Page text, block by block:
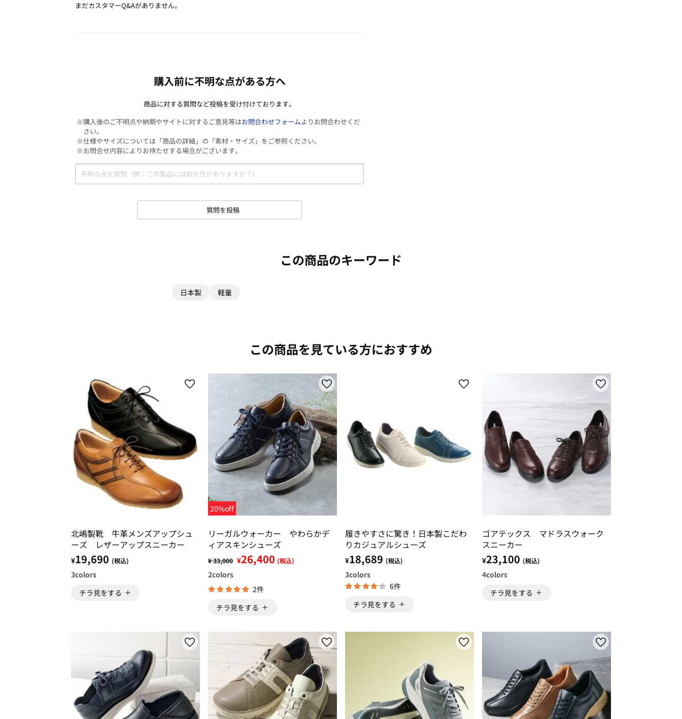
まだカスタマーQ&Aがありません。
購入前に不明な点がある方へ
商品に対する質問など投稿を受け付けております。
※購入後のご不明点や納期やサイトに対するご意見等はお問合わせフォームよりお問合わせくだ
さい。
※仕様やサイズについては「商品の詳細」の「素材・サイズ」をご参照ください。
※お問合せ内容によりお待たせする場合がございます。
質問を投稿
この商品のキーワード
日本製 軽量
この商品を見ている方におすすめ
北嶋製靴 牛革メンズアップシュ
ーズ レザーアップスニーカー
¥19,690 (税込)
3colors
チラ見をする
20%off
リーガルウォーカー やわらかデ
ィアスキンシューズ
¥ 33,000 ¥26,400 (税込)
2colors
2件
チラ見をする
履きやすさに驚き！日本製こだわ
りカジュアルシューズ
¥18,689 (税込)
3colors
6件
チラ見をする
ゴアテックス マドラスウォーク
スニーカー
¥23,100 (税込)
4colors
チラ見をする